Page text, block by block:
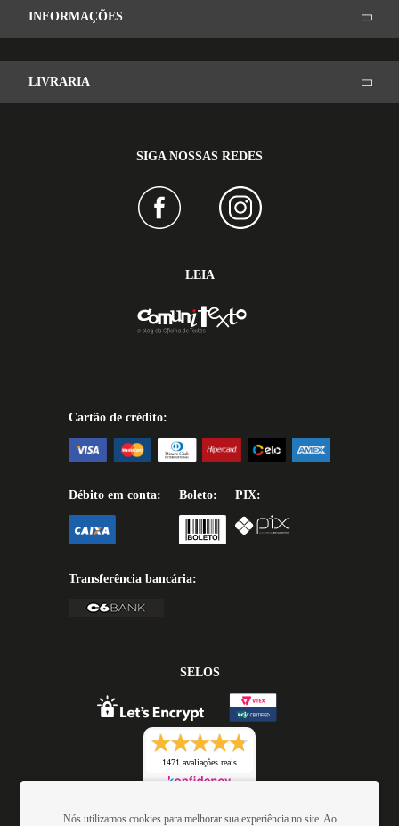
INFORMAÇÕES
LIVRARIA
SIGA NOSSAS REDES
LEIA
Cartão de crédito:
Débito em conta: Boleto: PIX:
Transferência bancária:
SELOS
1471 avaliações reais
Nós utilizamos cookies para melhorar sua experiência no site. Ao